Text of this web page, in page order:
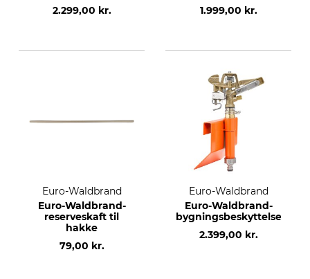
2.299,00 kr.
1.999,00 kr.
Euro-Waldbrand
Euro-Waldbrand-
reserveskaft til
hakke
79,00 kr.
Euro-Waldbrand
Euro-Waldbrand-
2.399,00 kr.